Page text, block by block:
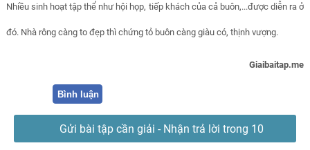
Nhiều sinh hoạt tập thể như hội họp, tiếp khách của cả buôn,...được diễn ra ở
đó. Nhà rông càng to đẹp thì chứng tỏ buôn càng giàu có, thịnh vượng.
Giaibaitap.me
Bình luận
Gửi bài tập cần giải - Nhận trả lời trong 10